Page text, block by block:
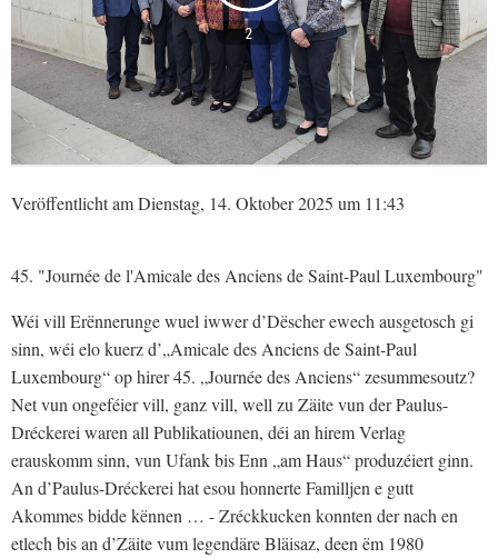
2
Veröffentlicht am Dienstag, 14. Oktober 2025 um 11:43
45. "Journée de l'Amicale des Anciens de Saint-Paul Luxembourg"
Wéi vill Erënnerunge wuel iwwer d’Dëscher ewech ausgetosch gi
sinn, wéi elo kuerz d’„Amicale des Anciens de Saint-Paul
Luxembourg“ op hirer 45. „Journée des Anciens“ zesummesoutz?
Net vun ongeféier vill, ganz vill, well zu Zäite vun der Paulus-
Dréckerei waren all Publikatiounen, déi an hirem Verlag
erauskomm sinn, vun Ufank bis Enn „am Haus“ produzéiert ginn.
An d’Paulus-Dréckerei hat esou honnerte Familljen e gutt
Akommes bidde kënnen … - Zréckkucken konnten der nach en
etlech bis an d’Zäite vum legendäre Bläisaz, deen ëm 1980